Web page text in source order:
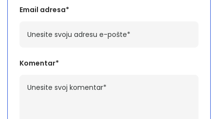
Komentar*
Email adresa*